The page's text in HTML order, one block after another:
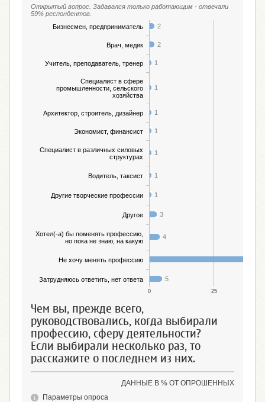
Открытый вопрос. Задавался только работающим - отвечали
59% респондентов.
Бизнесмен, предприниматель
2
Врач, медик 2
Учитель, преподаватель, тренер 1
Специалист в сфере
промышленности, сельского
хозяйства
1
Архитектор, строитель, дизайнер 1
Экономист, финансист 1
Специалист в различных силовых
структурах
1
Водитель, таксист 1
Другие творческие профессии 1
Другое 3
Хотел(-а) бы поменять профессию,
но пока не знаю, на какую
4
Не хочу менять профессию
Затрудняюсь ответить, нет ответа 5
0 25
Чем вы, прежде всего,
руководствовались, когда выбирали
профессию, сферу деятельности?
Если выбирали несколько раз, то
расскажите о последнем из них.
ДАННЫЕ В % ОТ ОПРОШЕННЫХ
Параметры опроса